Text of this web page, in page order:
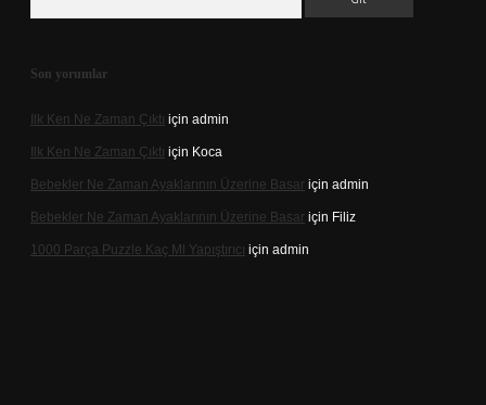
Son yorumlar
Ilk Ken Ne Zaman Çıktı için admin
Ilk Ken Ne Zaman Çıktı için Koca
Bebekler Ne Zaman Ayaklarının Üzerine Basar için admin
Bebekler Ne Zaman Ayaklarının Üzerine Basar için Filiz
1000 Parça Puzzle Kaç Ml Yapıştırıcı için admin